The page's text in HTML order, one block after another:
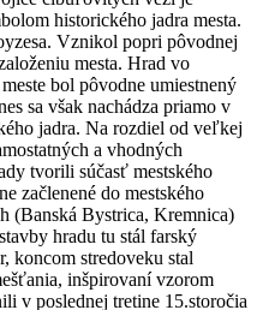
historického jadra mesta.
Vznikol popri pôvodnej
mesta. Hrad vo
bol pôvodne umiestnený
sa však nachádza priamo v
jadra. Na rozdiel od veľkej
a vhodných
tvorili súčasť mestského
začlenené do mestského
(Banská Bystrica, Kremnica)
hradu tu stál farský
koncom stredoveku stal
inšpirovaní vzorom
v poslednej tretine 15.storočia